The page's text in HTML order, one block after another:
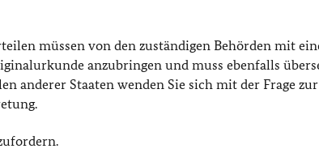
müssen von den zuständigen Behörden mit
anzubringen und muss ebenfalls
anderer Staaten wenden Sie sich mit der Frage zur